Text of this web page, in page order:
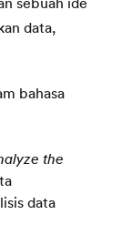
data,
bahasa
the
data